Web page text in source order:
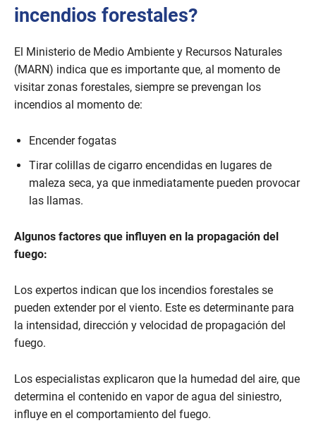
incendios forestales?
El Ministerio de Medio Ambiente y Recursos Naturales
(MARN) indica que es importante que, al momento de
visitar zonas forestales, siempre se prevengan los
incendios al momento de:
Encender fogatas
Tirar colillas de cigarro encendidas en lugares de
maleza seca, ya que inmediatamente pueden provocar
las llamas.
Algunos factores que influyen en la propagación del
fuego:
Los expertos indican que los incendios forestales se
pueden extender por el viento. Este es determinante para
la intensidad, dirección y velocidad de propagación del
fuego.
Los especialistas explicaron que la humedad del aire, que
determina el contenido en vapor de agua del siniestro,
influye en el comportamiento del fuego.